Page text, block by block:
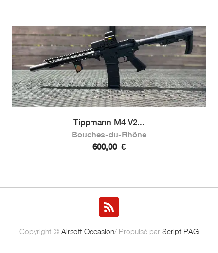
Tippmann M4 V2...
Bouches-du-Rhône
600,00 €
Copyright © Airsoft Occasion/ Propulsé par Script PAG